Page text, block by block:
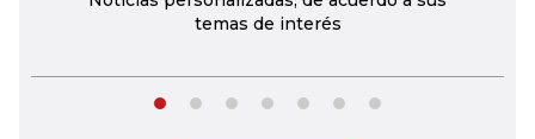
temas de interés